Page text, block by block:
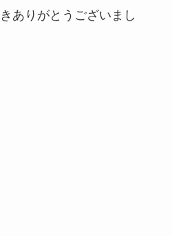
ありがとうございまし